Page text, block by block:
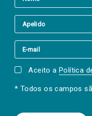
Aceito a Política
* Todos os campos